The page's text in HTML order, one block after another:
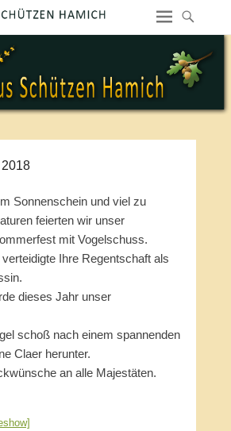
Sonnenschein und viel zu
feierten wir unser
mit Vogelschuss.
Ihre Regentschaft als
dieses Jahr unser
schoß nach einem spannenden
Claer herunter.
an alle Majestäten.